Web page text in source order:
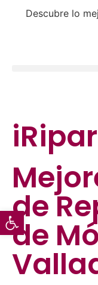
Abrir barra
Descubre lo
de
de